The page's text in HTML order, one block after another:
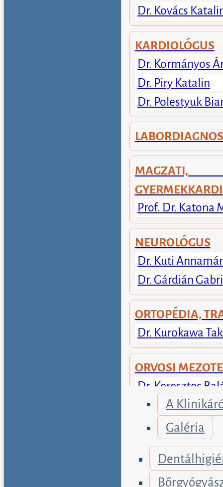
Dr. Kovács
KARDIOLÓGUS
Dr. Kormányos
Dr. Piry Katalin
Dr. Polestyuk
MAGZATI,
Prof. Dr. Katona
NEUROLÓGUS
Dr. Kuti
Dr. Gárdián
ORTOPÉDIA,
Dr. Kurokawa
ORVOSI
Dr. Keresztes
PSZICHIÁTRIA
Dr. Szemerédi
A
Galéria